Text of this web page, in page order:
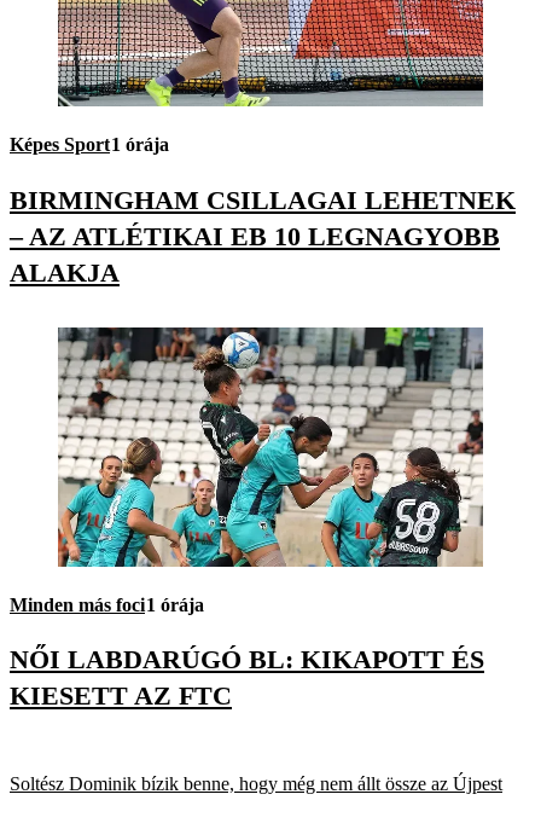
Képes Sport1 órája
BIRMINGHAM CSILLAGAI LEHETNEK
– AZ ATLÉTIKAI EB 10 LEGNAGYOBB
ALAKJA
Minden más foci1 órája
NŐI LABDARÚGÓ BL: KIKAPOTT ÉS
KIESETT AZ FTC
Soltész Dominik bízik benne, hogy még nem állt össze az Újpest